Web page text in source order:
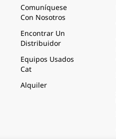
Comuníquese
Con Nosotros
Encontrar Un
Distribuidor
Equipos Usados
Cat
Alquiler